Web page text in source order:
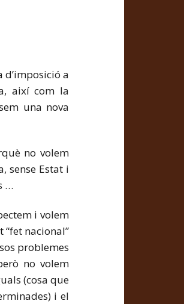
a
així com la
una nova
no volem
sense Estat i
…
i volem
nacional”
problemes
no volem
(cosa que
i el